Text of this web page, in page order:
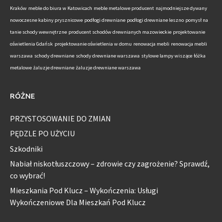
Kraków meble do biura w Katowicach meble metalowe producent najmodniejsze dywany
nowoczesne kabiny prysznicowe podłogi drewniane podłogi drewniane leszno pomysł na
tanie schody wewnętrzne producent schodów drewnianych mazowieckie projektowanie
oświetlenia Gdańsk projektowanie oświetlenia w domu renowacja mebli renowacja mebli
warszawa schody drewniane schody drewniane warszawa stylowe lampy wiszące łóżka
metalowe żaluzje drewniane żaluzje drewniane warszawa
RÓŻNE
PRZYSTOSOWANIE DO ZMIAN
PĘDZLE PO UŻYCIU
Szkodniki
Nabiał niskotłuszczowy – zdrowie czy zagrożenie? Sprawdź,
co wybrać!
Mieszkania Pod Klucz – Wykończenia: Usługi
Wykończeniowe Dla Mieszkań Pod Klucz